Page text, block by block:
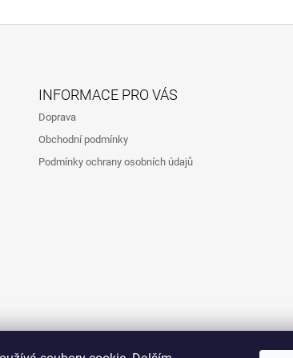
INFORMACE PRO VÁS
Doprava
Obchodní podmínky
Podmínky ochrany osobních údajů